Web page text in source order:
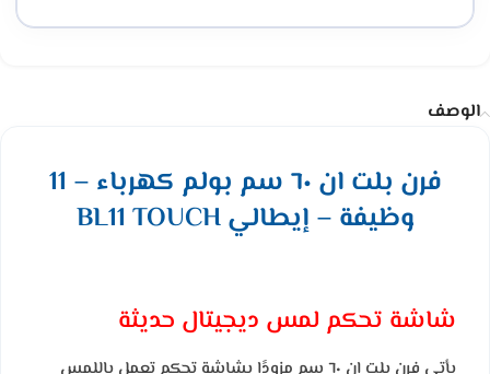
الوصف
فرن بلت ان ٦٠ سم بولم كهرباء – 11
وظيفة – إيطالي BL11 TOUCH
شاشة تحكم لمس ديجيتال حديثة